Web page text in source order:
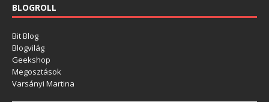
BLOGROLL
Bit Blog
Blogvilág
Geekshop
Megosztások
Varsányi Martina